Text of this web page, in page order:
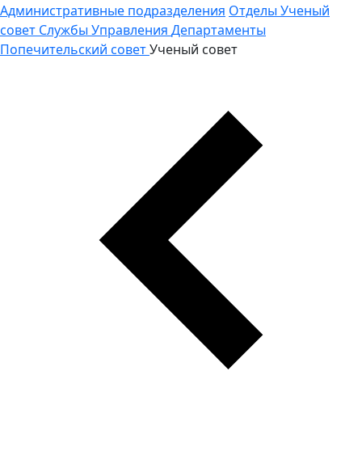
Административные подразделения Отделы Ученый
совет Службы Управления Департаменты
Попечительский советУченый совет